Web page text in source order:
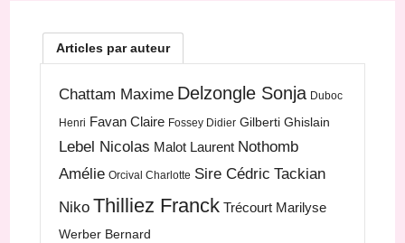
Articles par auteur
Chattam Maxime Delzongle Sonja Duboc
Henri Favan Claire Fossey Didier Gilberti Ghislain
Lebel Nicolas Malot Laurent Nothomb
Amélie Orcival Charlotte Sire Cédric Tackian
Niko Thilliez Franck Trécourt Marilyse
Werber Bernard